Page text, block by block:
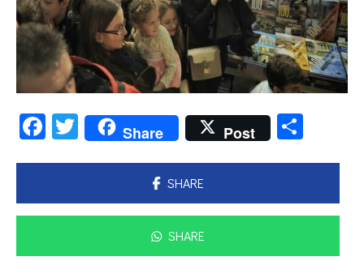
Facebook
Twitter
Share Post
SHARE
SHARE